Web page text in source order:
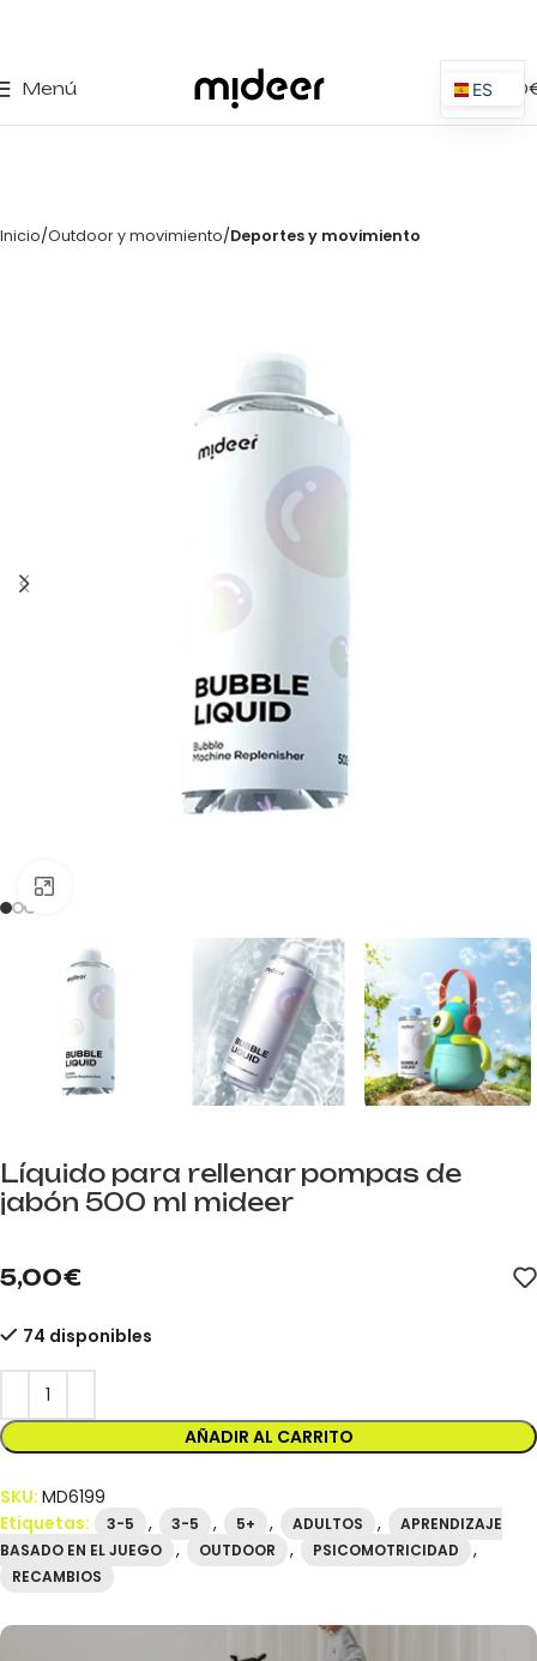
Menú 0,00
Inicio Outdoor y movimiento Deportes y movimiento
Líquido para rellenar pompas de
jabón 500 ml mideer
5,00€
74 disponibles
AÑADIR AL CARRITO
SKU: MD6199
Etiquetas:
3-5 , 3-5 , 5+ , ADULTOS ,
APRENDIZAJE
BASADO EN EL JUEGO
, OUTDOOR , PSICOMOTRICIDAD ,
RECAMBIOS
ES
EN